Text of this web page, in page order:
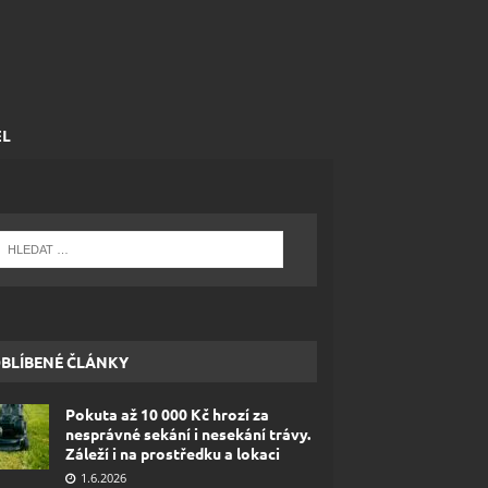
ČLÁNKY
Pokuta až 10 000 Kč hrozí za
nesprávné sekání i nesekání trávy.
Záleží i na prostředku a lokaci
1.6.2026